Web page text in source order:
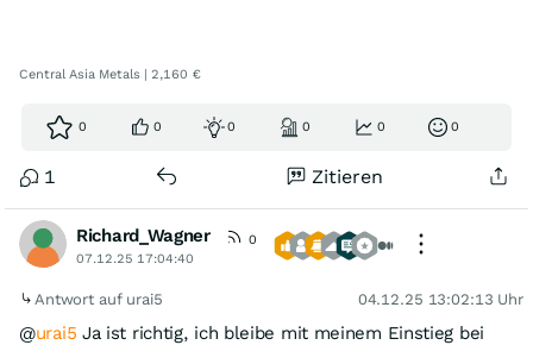
Central Asia Metals | 2,160 €
0 0 0 0 0 0
1 Zitieren
Richard_Wagner
0
07.12.25 17:04:40
Antwort auf urai5 04.12.25 13:02:13 Uhr
@urai5 Ja ist richtig, ich bleibe mit meinem Einstieg bei